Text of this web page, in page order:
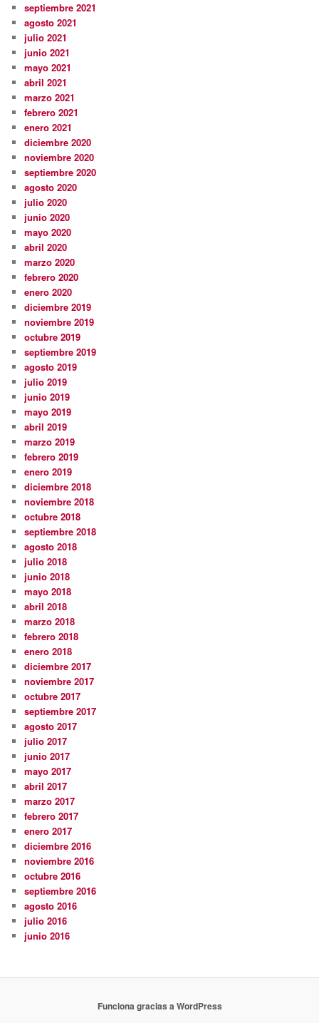
septiembre 2021
agosto 2021
julio 2021
junio 2021
mayo 2021
abril 2021
marzo 2021
febrero 2021
enero 2021
diciembre 2020
noviembre 2020
septiembre 2020
agosto 2020
julio 2020
junio 2020
mayo 2020
abril 2020
marzo 2020
febrero 2020
enero 2020
diciembre 2019
noviembre 2019
octubre 2019
septiembre 2019
agosto 2019
julio 2019
junio 2019
mayo 2019
abril 2019
marzo 2019
febrero 2019
enero 2019
diciembre 2018
noviembre 2018
octubre 2018
septiembre 2018
agosto 2018
julio 2018
junio 2018
mayo 2018
abril 2018
marzo 2018
febrero 2018
enero 2018
diciembre 2017
noviembre 2017
octubre 2017
septiembre 2017
agosto 2017
julio 2017
junio 2017
mayo 2017
abril 2017
marzo 2017
febrero 2017
enero 2017
diciembre 2016
noviembre 2016
octubre 2016
septiembre 2016
agosto 2016
julio 2016
junio 2016
Funciona gracias a WordPress